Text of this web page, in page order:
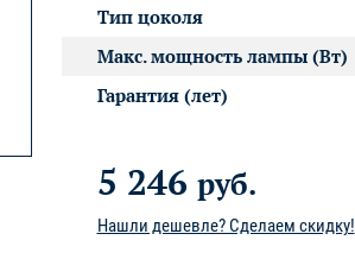
Тип цоколя
Макс. мощность лампы (Вт)
Гарантия (лет)
5 246 руб.
Нашли дешевле? Сделаем скидку!